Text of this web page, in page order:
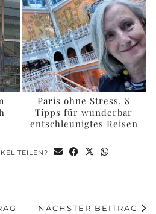
Paris ohne Stress. 8
Tipps für wunderbar
entschleunigtes Reisen
TEILEN?
NÄCHSTER BEITRAG